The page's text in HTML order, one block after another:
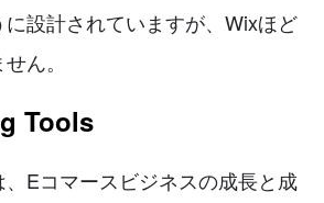
設計されていますが、Wixほど
ん。
Tools
Eコマースビジネスの成長と成